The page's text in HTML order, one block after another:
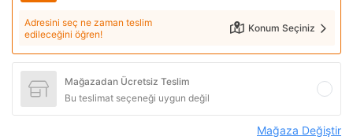
Adresini seç ne zaman teslim
edileceğini öğren!
Konum Seçiniz
Mağazadan Ücretsiz Teslim
Bu teslimat seçeneği uygun değil
Mağaza Değiştir